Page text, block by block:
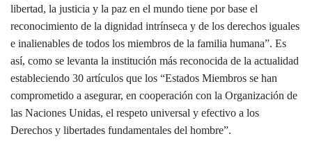
libertad, la justicia y la paz en el mundo tiene por base el
reconocimiento de la dignidad intrínseca y de los derechos iguales
e inalienables de todos los miembros de la familia humana”. Es
así, como se levanta la institución más reconocida de la actualidad
estableciendo 30 artículos que los “Estados Miembros se han
comprometido a asegurar, en cooperación con la Organización de
las Naciones Unidas, el respeto universal y efectivo a los
Derechos y libertades fundamentales del hombre”.